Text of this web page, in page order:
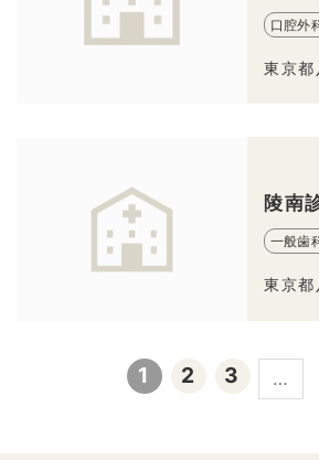
口腔外
東京都
陵南
一般歯
東京都
1 2 3 …